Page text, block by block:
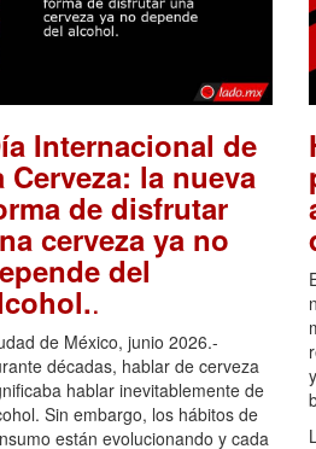
Internacional de
Cerveza: la nueva
de disfrutar
cerveza ya no
del
.
de México, junio 2026.-
décadas, hablar de cerveza
hablar inevitablemente de
Sin embargo, los hábitos de
están evolucionando y cada